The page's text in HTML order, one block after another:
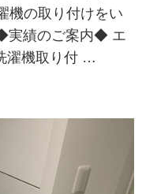
機の取り付けをい
績のご案内◆ エ
濯機取り付 …